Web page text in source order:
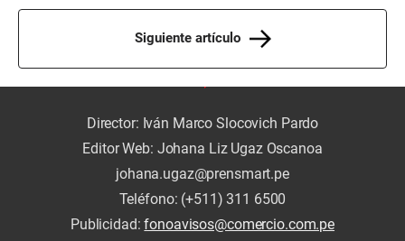
Siguiente artículo
Director: Iván Marco Slocovich Pardo
Editor Web: Johana Liz Ugaz Oscanoa
johana.ugaz@prensmart.pe
Teléfono: (+511) 311 6500
Publicidad:fonoavisos@comercio.com.pe